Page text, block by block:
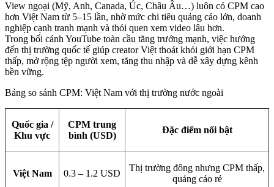
View ngoại (Mỹ, Anh, Canada, Úc, Châu Âu…) luôn có CPM cao
hơn Việt Nam từ 5–15 lần, nhờ mức chi tiêu quảng cáo lớn, doanh
nghiệp cạnh tranh mạnh và thói quen xem video lâu hơn.
Trong bối cảnh YouTube toàn cầu tăng trưởng mạnh, việc hướng
đến thị trường quốc tế giúp creator Việt thoát khỏi giới hạn CPM
thấp, mở rộng tệp người xem, tăng thu nhập và dễ xây dựng kênh
bền vững.
Bảng so sánh CPM: Việt Nam với thị trường nước ngoài
Quốc gia /
Khu vực
CPM trung
bình (USD)
Đặc điểm nổi bật
Việt Nam 0.3 – 1.2 USD
Thị trường đông nhưng CPM thấp,
quảng cáo rẻ